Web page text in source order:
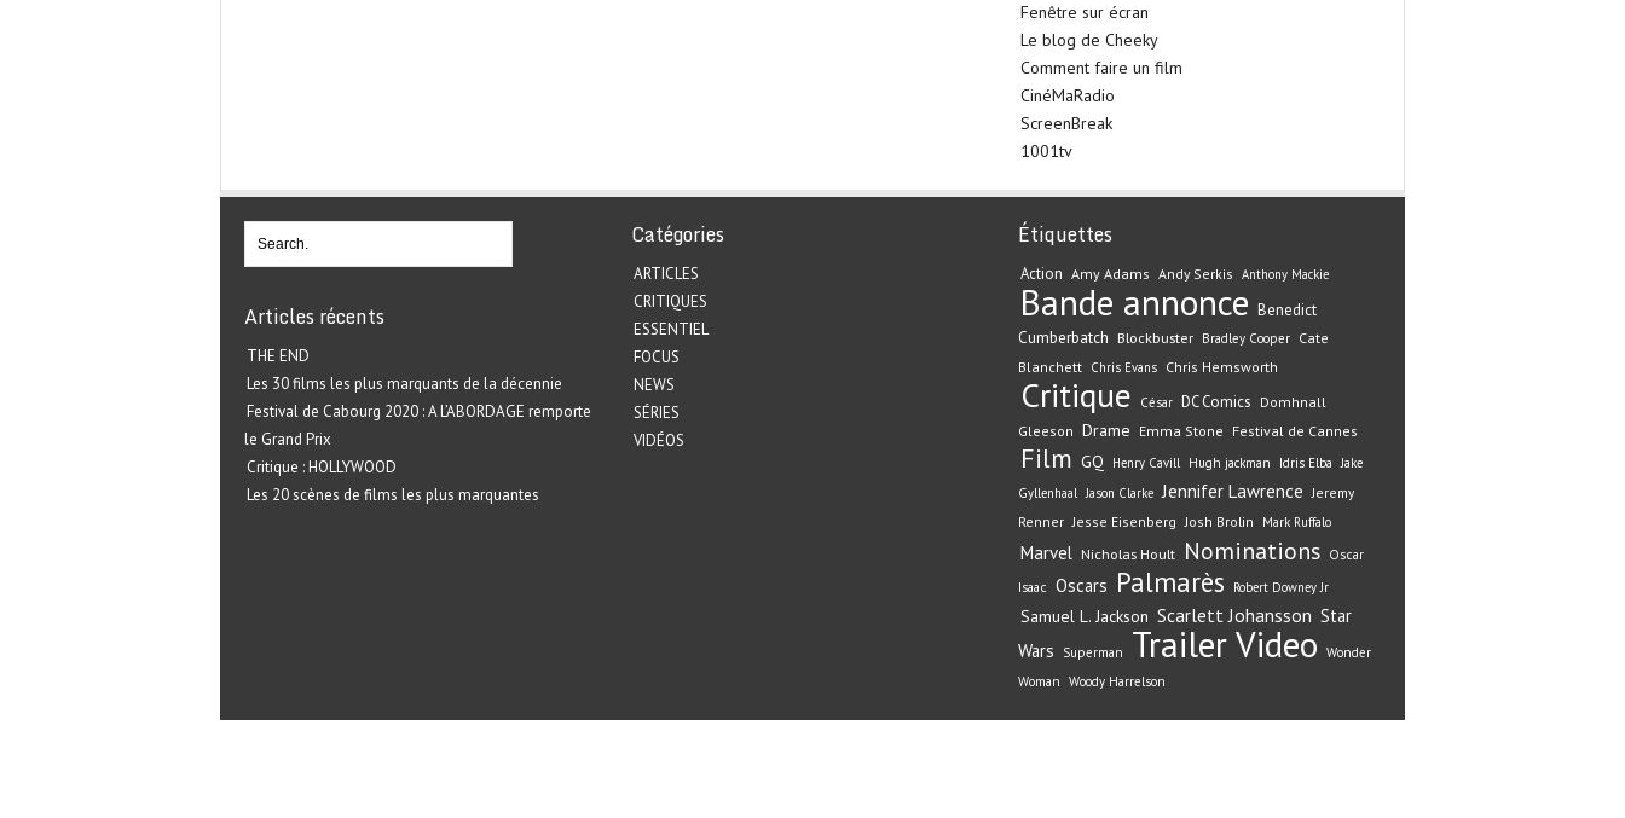
Fenêtre sur écran
Le blog de Cheeky
Comment faire un film
CinéMaRadio
ScreenBreak
1001tv
Articles récents
THE END
Les 30 films les plus marquants de la décennie
Festival de Cabourg 2020 : A L’ABORDAGE remporte
le Grand Prix
Critique : HOLLYWOOD
Les 20 scènes de films les plus marquantes
Catégories
ARTICLES
CRITIQUES
ESSENTIEL
FOCUS
NEWS
SÉRIES
VIDÉOS
Étiquettes
Action Amy Adams Andy Serkis Anthony Mackie
Bande annonce Benedict
Cumberbatch Blockbuster Bradley Cooper Cate
Blanchett Chris Evans Chris Hemsworth
Critique César DC Comics Domhnall
Gleeson Drame Emma Stone Festival de Cannes
Film GQ Henry Cavill Hugh jackman Idris Elba Jake
Gyllenhaal Jason Clarke Jennifer Lawrence Jeremy
Renner Jesse Eisenberg Josh Brolin Mark Ruffalo
Marvel Nicholas Hoult Nominations Oscar
Isaac Oscars Palmarès Robert Downey Jr
Samuel L. Jackson Scarlett Johansson Star
Wars
Superman TrailerVideo Wonder
Woman Woody Harrelson